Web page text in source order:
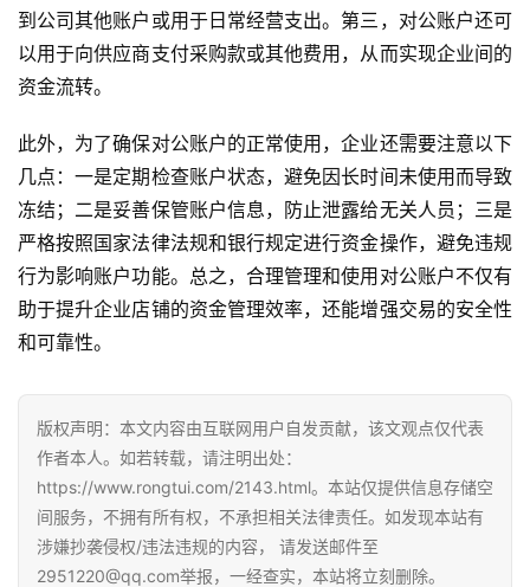
到公司其他账户或用于日常经营支出。第三，对公账户还可
以用于向供应商支付采购款或其他费用，从而实现企业间的
资金流转。
此外，为了确保对公账户的正常使用，企业还需要注意以下
几点：一是定期检查账户状态，避免因长时间未使用而导致
冻结；二是妥善保管账户信息，防止泄露给无关人员；三是
严格按照国家法律法规和银行规定进行资金操作，避免违规
行为影响账户功能。总之，合理管理和使用对公账户不仅有
助于提升企业店铺的资金管理效率，还能增强交易的安全性
和可靠性。
版权声明：本文内容由互联网用户自发贡献，该文观点仅代表
作者本人。如若转载，请注明出处：
https://www.rongtui.com/2143.html。本站仅提供信息存储空
间服务，不拥有所有权，不承担相关法律责任。如发现本站有
涉嫌抄袭侵权/违法违规的内容， 请发送邮件至
2951220@qq.com举报，一经查实，本站将立刻删除。